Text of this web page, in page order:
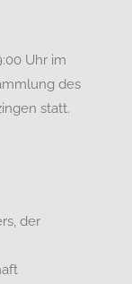
Uhr im
des
statt.
der